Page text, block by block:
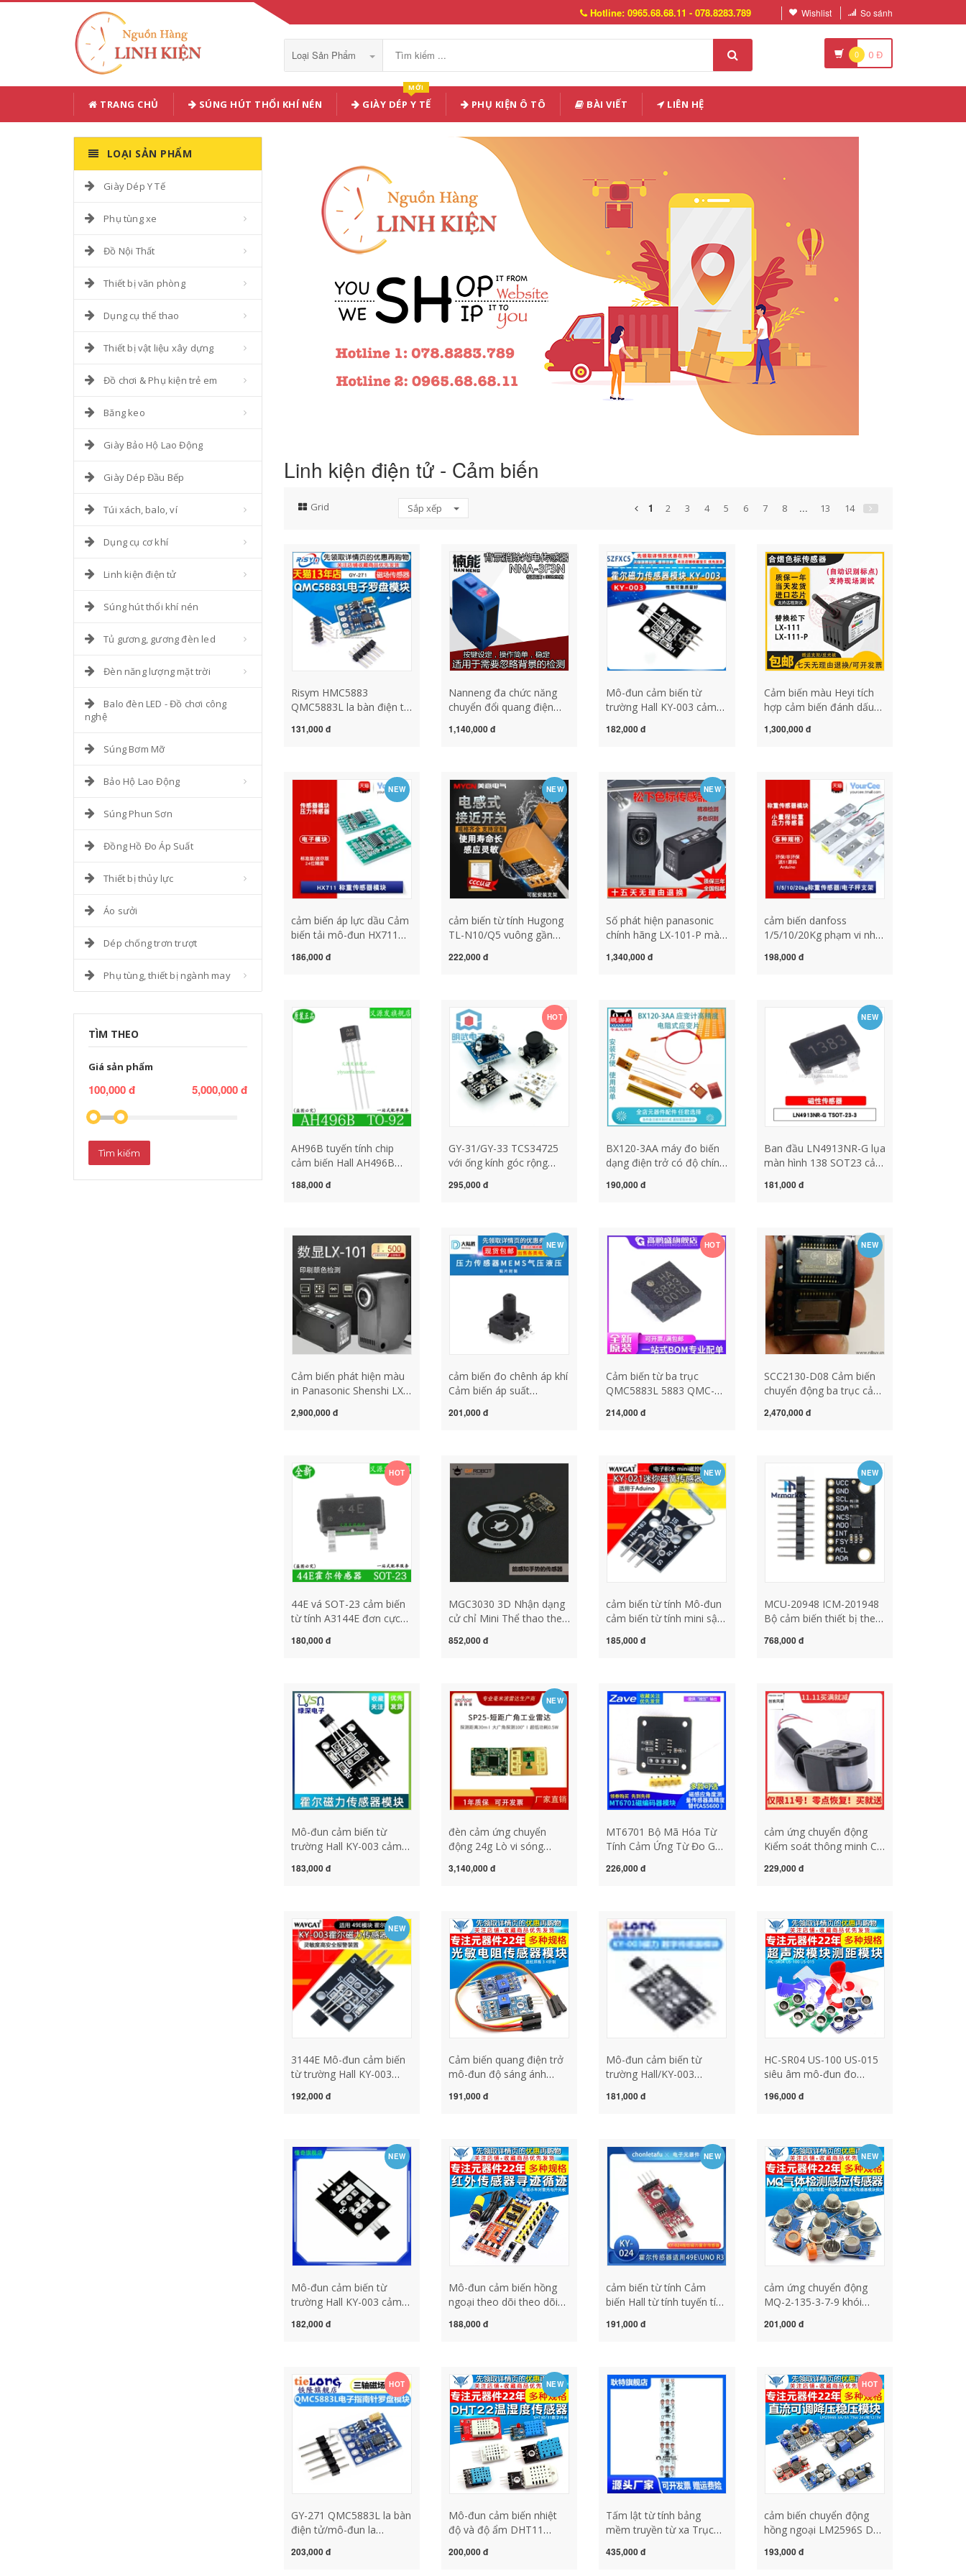
Hotline: 0965.68.68.11 - 078.8283.789 Wishlist So sánh
Loại Sản Phẩm 0 0 Đ
TRANG CHỦ SÚNG HÚT THỔI KHÍ NÉN GIÀY DÉP Y TẾ
MỚI
PHỤ KIỆN Ô TÔ BÀI VIẾT LIÊN HỆ
LOẠI SẢN PHẨM
Giày Dép Y Tế
Phụ tùng xe
Đồ Nội Thất
Thiết bị văn phòng
Dụng cụ thể thao
Thiết bị vật liệu xây dựng
Đồ chơi & Phụ kiện trẻ em
Băng keo
Giày Bảo Hộ Lao Động
Giày Dép Đầu Bếp
Túi xách, balo, ví
Dụng cụ cơ khí
Linh kiện điện tử
Súng hút thổi khí nén
Tủ gương, gương đèn led
Đèn năng lượng mặt trời
Balo đèn LED - Đồ chơi công
nghệ
Súng Bơm Mỡ
Bảo Hộ Lao Động
Súng Phun Sơn
Đồng Hồ Đo Áp Suất
Thiết bị thủy lực
Áo sưởi
Dép chống trơn trượt
Phụ tùng, thiết bị ngành may
TÌM THEO
Giá sản phẩm
100,000 đ 5,000,000 đ
Tìm kiếm
Linh kiện điện tử - Cảm biến
Grid Sắp xếp 1 2 3 4 5 6 7 8 ... 13 14
Risym HMC5883
QMC5883L la bàn điện tử
từ trường ba trục cảm
131,000 đ
Nanneng đa chức năng
chuyển đổi quang điện
NNA-3F3N nền đàn áp
tcs3200 cảm biến màu
sắc tcs3200
1,140,000 đ
Mô-đun cảm biến từ
trường Hall KY-003 cảm
tính
182,000 đ
Cảm biến màu Heyi tích
hợp cảm biến đánh dấu
LX-111-P EBS11N cảm
1,300,000 đ
NEW
cảm biến áp lực dầu Cảm
biến tải mô-đun HX711
suất mô-đun AD chính
áp suất huba ứng dụng
cảm biến áp suất
186,000 đ
NEW
cảm biến từ tính Hugong
TL-N10/Q5 vuông gần
kim loại cảm ứng điện từ
222,000 đ
NEW
Số phát hiện panasonic
chính hãng LX-101-P màu
biến màu mắt LX-111-P
1,340,000 đ
cảm biến danfoss
1/5/10/20Kg phạm vi nhỏ
trường/phi môi trường
suất cảm biến áp suất
danfoss mbs 1900
198,000 đ
AH96B tuyến tính chip
cảm biến Hall AH496B
cắm trực tiếp chính hãng
188,000 đ
HOT
GY-31/GY-33 TCS34725
với ống kính góc rộng
biến nhận dạng màu cảm
295,000 đ
BX120-3AA máy đo biến
dạng điện trở có độ chính
suất/tải trọng cân điện tử
190,000 đ
NEW
Ban đầu LN4913NR-G lụa
màn hình 138 SOT23 cảm
chip chuyển đổi Hall cảm
181,000 đ
Cảm biến phát hiện màu
in Panasonic Shenshi LX-
cảm biến màu mắt điện
2,900,000 đ
NEW
cảm biến đo chênh áp khí
Cảm biến áp suất
suất khí quyển Cảm biến
đo chênh áp
201,000 đ
HOT
Cảm biến từ ba trục
QMC5883L 5883 QMC-
cảm biến từ tính cảm biến
214,000 đ
NEW
SCC2130-D08 Cảm biến
chuyển động ba trục cảm
2,470,000 đ
HOT
44E vá SOT-23 cảm biến
từ tính A3144E đơn cực
xe điện động cơ chip cảm
180,000 đ
MGC3030 3D Nhận dạng
cử chỉ Mini Thể thao theo
SEN0202 cam bien
852,000 đ
NEW
cảm biến từ tính Mô-đun
cảm biến từ tính mini sậy
mô-đun sậy từ tính mini
cảm biến từ tính
185,000 đ
NEW
MCU-20948 ICM-201948
Bộ cảm biến thiết bị theo
trục công suất thấp đèn
768,000 đ
Mô-đun cảm biến từ
trường Hall KY-003 cảm
tính
183,000 đ
NEW
đèn cảm ứng chuyển
động 24g Lò vi sóng
RADAR PHÁT TRIỂN ĐIỀU
chuyen dong arduino
3,140,000 đ
MT6701 Bộ Mã Hóa Từ
Tính Cảm Ứng Từ Đo Góc
Xác Cao Thay Thế
226,000 đ
cảm ứng chuyển động
Kiểm soát thông minh Cơ
PIR cảm biến cảm biến
nước cảm biến chuyển
động
229,000 đ
NEW
3144E Mô-đun cảm biến
từ trường Hall KY-003
trường Hall 44E cảm biến
192,000 đ
Cảm biến quang điện trở
mô-đun độ sáng ánh
chuyển đổi quang điện đi
chuyen dong cảm biến
chuyển động hồng ngoại
191,000 đ
Mô-đun cảm biến từ
trường Hall/KY-003
từ tính cảm biến từ tính
181,000 đ
HC-SR04 US-100 US-015
siêu âm mô-đun đo
cảm biến siêu âm điện tử
động hồng ngoại
196,000 đ
NEW
Mô-đun cảm biến từ
trường Hall KY-003 cảm
tính
182,000 đ
Mô-đun cảm biến hồng
ngoại theo dõi theo dõi
ngại vật quang điện phản
quang điện cam bien
chuyen dong 220v
188,000 đ
NEW
cảm biến từ tính Cảm
biến Hall từ tính tuyến tính
và phù hợp với mô-đun
cảm biến từ tính
191,000 đ
NEW
cảm ứng chuyển động
MQ-2-135-3-7-9 khói
rượu hydro carbon
đầu dò cam bien chuyen
dong đèn cảm biến
chuyển động
201,000 đ
HOT
GY-271 QMC5883L la bàn
điện tử/mô-đun la
ba trục cảm biến từ tính
203,000 đ
NEW
Mô-đun cảm biến nhiệt
độ và độ ẩm DHT11
AM2302 chuyển đổi kỹ
200,000 đ
Tấm lật từ tính bảng
mềm truyền từ xa Trục
từ tính 360 độ tấm lật từ
435,000 đ
HOT
cảm biến chuyển động
hồng ngoại LM2596S DC-
quy định mô-đun nguồn
193,000 đ